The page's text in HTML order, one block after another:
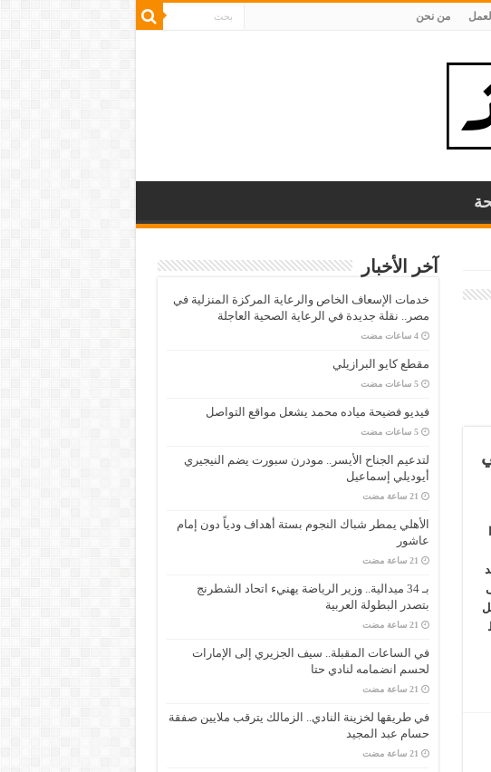
من نحن
آخر الأخبار
خدمات الإسعاف الخاص والرعاية المركزة المنزلية في
مصر.. نقلة جديدة في الرعاية الصحية العاجلة
‏4 ساعات مضت
مقطع كايو البرازيلي
‏5 ساعات مضت
فيديو فضيحة مياده محمد يشعل مواقع التواصل
‏5 ساعات مضت
لتدعيم الجناح الأيسر.. مودرن سبورت يضم النيجيري
أيوديلي إسماعيل
الأهلي يمطر شباك النجوم بستة أهداف ودياً دون إمام
عاشور
بـ 34 ميدالية.. وزير الرياضة يهنيء اتحاد الشطرنج
بتصدر البطولة العربية
في الساعات المقبلة.. سيف الجزيري إلى الإمارات
لحسم انضمامه لنادي حتا
في طريقها لخزينة النادي.. الزمالك يترقب ملايين صفقة
حسام عبد المجيد